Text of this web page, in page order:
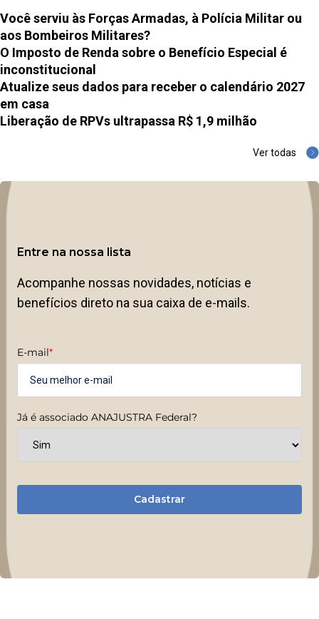
Você serviu às Forças Armadas, à Polícia Militar ou
aos Bombeiros Militares?
O Imposto de Renda sobre o Benefício Especial é
inconstitucional
Atualize seus dados para receber o calendário 2027
em casa
Liberação de RPVs ultrapassa R$ 1,9 milhão
Ver todas
Entre na nossa lista
Acompanhe nossas novidades, notícias e
benefícios direto na sua caixa de e-mails.
E-mail*
Já é associado ANAJUSTRA Federal?
Cadastrar